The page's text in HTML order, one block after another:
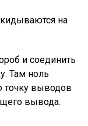
на
и соединить
Там ноль
точку выводов
вывода.